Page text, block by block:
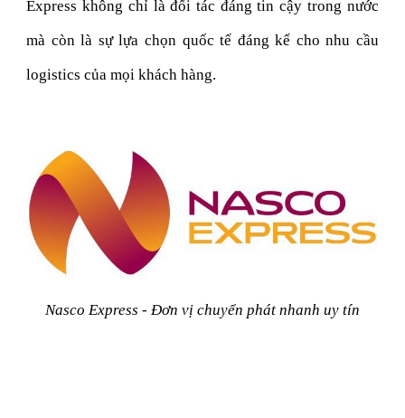
Express không chỉ là đối tác đáng tin cậy trong nước
mà còn là sự lựa chọn quốc tế đáng kể cho nhu cầu
logistics của mọi khách hàng.
Nasco Express - Đơn vị chuyển phát nhanh uy tín